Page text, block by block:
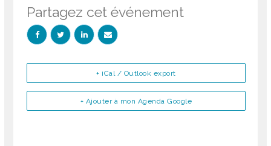
Partagez cet événement
+ Ajouter à mon Agenda Google
+ iCal / Outlook export